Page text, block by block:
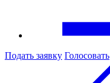
Подать заявку Голосовать